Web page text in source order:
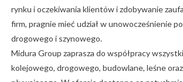
rynku i oczekiwania klientów i zdobywanie
firm, pragnie mieć udział w unowocześnienie
drogowego i szynowego.
Midura Group zaprasza do współpracy
kolejowego, drogowego, budowlane, leśne